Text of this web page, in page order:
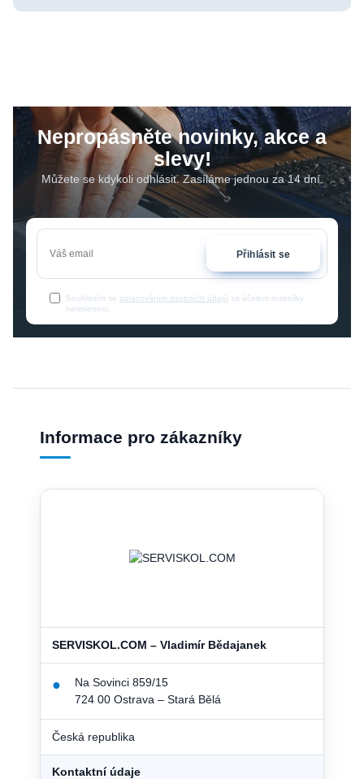
Nepropásněte novinky, akce a
slevy!
Můžete se kdykoli odhlásit. Zasíláme jednou za 14 dní.
Přihlásit se
Souhlasím se zpracováním osobních údajů za účelem rozesílky
newsletteru.
Informace pro zákazníky
SERVISKOL.COM – Vladimír Bědajanek
●
Na Sovinci 859/15
724 00 Ostrava – Stará Bělá
Česká republika
Kontaktní údaje